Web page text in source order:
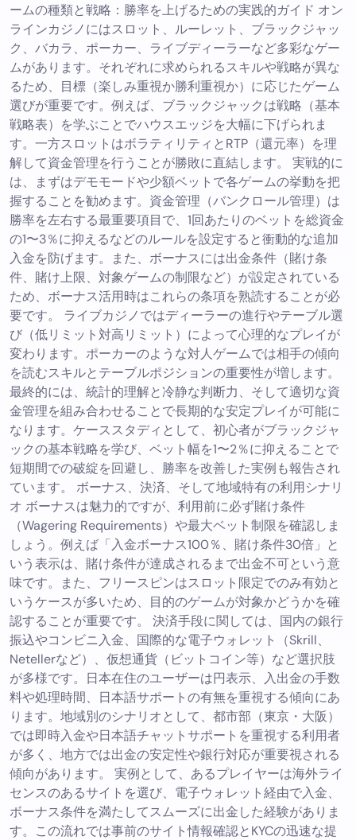
ームの種類と戦略：勝率を上げるための実践的ガイド オン
ラインカジノにはスロット、ルーレット、ブラックジャッ
ク、バカラ、ポーカー、ライブディーラーなど多彩なゲー
ムがあります。それぞれに求められるスキルや戦略が異な
るため、目標（楽しみ重視か勝利重視か）に応じたゲーム
選びが重要です。例えば、ブラックジャックは戦略（基本
戦略表）を学ぶことでハウスエッジを大幅に下げられま
す。一方スロットはボラティリティとRTP（還元率）を理
解して資金管理を行うことが勝敗に直結します。 実戦的に
は、まずはデモモードや少額ベットで各ゲームの挙動を把
握することを勧めます。資金管理（バンクロール管理）は
勝率を左右する最重要項目で、1回あたりのベットを総資金
の1〜3％に抑えるなどのルールを設定すると衝動的な追加
入金を防げます。また、ボーナスには出金条件（賭け条
件、賭け上限、対象ゲームの制限など）が設定されている
ため、ボーナス活用時はこれらの条項を熟読することが必
要です。 ライブカジノではディーラーの進行やテーブル選
び（低リミット対高リミット）によって心理的なプレイが
変わります。ポーカーのような対人ゲームでは相手の傾向
を読むスキルとテーブルポジションの重要性が増します。
最終的には、統計的理解と冷静な判断力、そして適切な資
金管理を組み合わせることで長期的な安定プレイが可能に
なります。ケーススタディとして、初心者がブラックジャ
ックの基本戦略を学び、ベット幅を1〜2％に抑えることで
短期間での破綻を回避し、勝率を改善した実例も報告され
ています。 ボーナス、決済、そして地域特有の利用シナリ
オ ボーナスは魅力的ですが、利用前に必ず賭け条件
（Wagering Requirements）や最大ベット制限を確認しま
しょう。例えば「入金ボーナス100％、賭け条件30倍」と
いう表示は、賭け条件が達成されるまで出金不可という意
味です。また、フリースピンはスロット限定でのみ有効と
いうケースが多いため、目的のゲームが対象かどうかを確
認することが重要です。 決済手段に関しては、国内の銀行
振込やコンビニ入金、国際的な電子ウォレット（Skrill、
Netellerなど）、仮想通貨（ビットコイン等）など選択肢
が多様です。日本在住のユーザーは円表示、入出金の手数
料や処理時間、日本語サポートの有無を重視する傾向にあ
ります。地域別のシナリオとして、都市部（東京・大阪）
では即時入金や日本語チャットサポートを重視する利用者
が多く、地方では出金の安定性や銀行対応が重要視される
傾向があります。 実例として、あるプレイヤーは海外ライ
センスのあるサイトを選び、電子ウォレット経由で入金、
ボーナス条件を満たしてスムーズに出金した経験がありま
す。この流れでは事前のサイト情報確認とKYCの迅速な提